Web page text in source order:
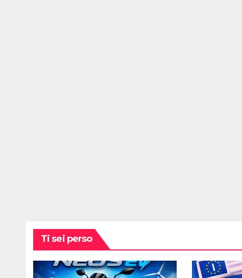
Ti sei perso